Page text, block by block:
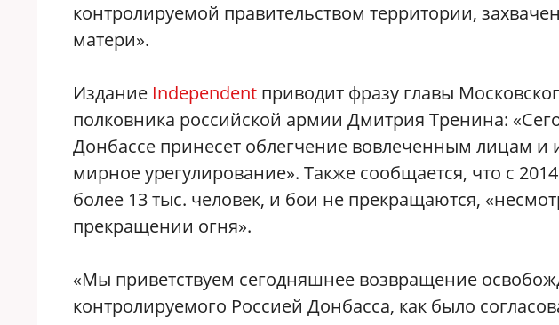
контролируемой правительством территории,
матери».
Издание Independent приводит фразу главы
полковника российской армии Дмитрия Тренина:
Донбассе принесет облегчение вовлеченным лицам и
мирное урегулирование». Также сообщается, что с
более 13 тыс. человек, и бои не прекращаются,
прекращении огня».
«Мы приветствуем сегодняшнее возвращение
контролируемого Россией Донбасса, как было